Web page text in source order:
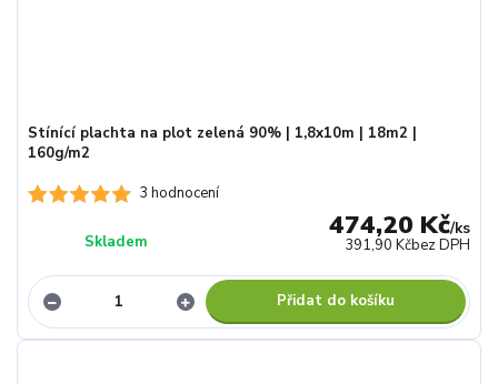
3 hodnocení
Stínící plachta na plot zelená 90% | 1,8x10m | 18m2 |
160g/m2
474,20 Kč/ks
391,90 Kčbez DPH
Skladem
Přidat do košíku